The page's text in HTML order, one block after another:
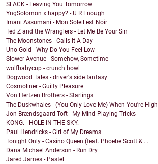
SLACK - Leaving You Tomorrow
YngSolomon x happy? - U R Enough
Imani Assumani - Mon Soleil est Noir
Ted Z and the Wranglers - Let Me Be Your Sin
The Moonstones - Calls It A Day
Uno Gold - Why Do You Feel Low
Slower Avenue - Somehow, Sometime
wolfbabycup - crunch bowl
Dogwood Tales - driver's side fantasy
Cosmoliner - Guilty Pleasure
Von Hertzen Brothers - Starlings
The Duskwhales - (You Only Love Me) When You're High
Jon Brændsgaard Toft - My Mind Playing Tricks
KONG. - HOLE IN THE SKY.
Paul Hendricks - Girl of My Dreams
Tonight Only - Casino Queen (feat. Phoebe Scott & ...
Dana Michael Anderson - Run Dry
Jared James - Pastel